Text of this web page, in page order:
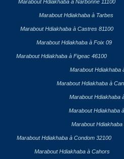
Marabout Hdiakhaba à Narbonne 11100
Marabout Hdiakhaba à Tarbes
Marabout Hdiakhaba à Castres 81100
Marabout Hdiakhaba à Foix 09
Marabout Hdiakhaba à Figeac 46100
Marabout Hdiakhaba
Marabout Hdiakhaba à
Marabout Hdiakhaba
Marabout Hdiakhaba
Marabout
Marabout Hdiakhaba à Condom 32100
Marabout Hdiakhaba à Cahors